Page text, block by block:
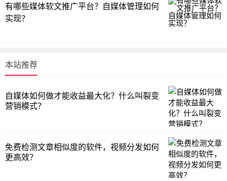
有哪些媒体软文推广平台？自媒体管理如何
实现？
本站推荐
自媒体如何做才能收益最大化？什么叫裂变
营销模式？
免费检测文章相似度的软件，视频分发如何
更高效？